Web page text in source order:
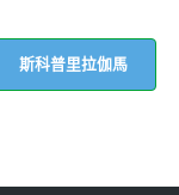
斯科普里拉伽馬